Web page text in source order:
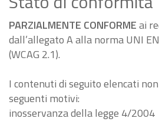
PARZIALMENTE CONFORMEai
dall’allegato A alla norma UNI
(WCAG 2.1).
I contenuti di seguito elencati
seguenti motivi:
inosservanza della legge 4/2004